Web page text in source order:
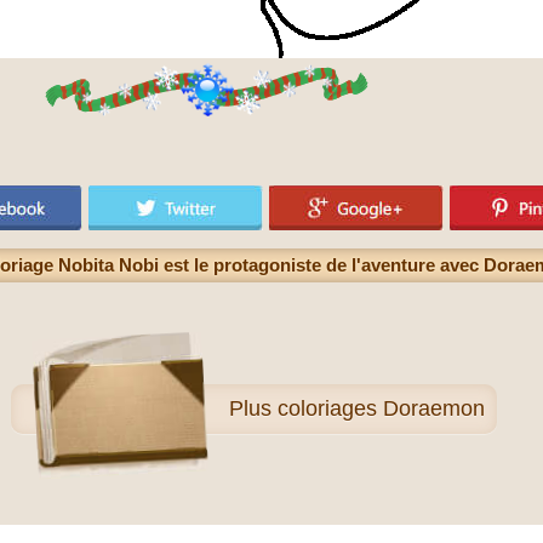
Nobita Nobi est le protagoniste de l'aventure avec
Plus coloriages Doraemon